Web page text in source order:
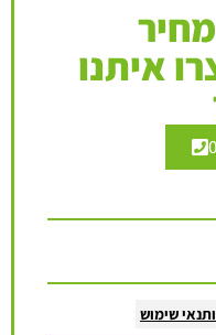
איתנו
ותנאי שימוש